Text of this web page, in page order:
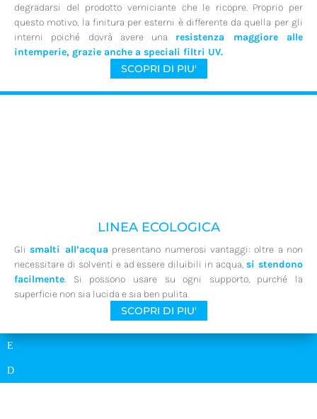
degradarsi del prodotto verniciante che le ricopre. Proprio per
questo motivo, la finitura per esterni è differente da quella per gli
interni poiché dovrà avere una resistenza maggiore alle
intemperie, grazie anche a speciali filtri UV.
SCOPRI DI PIU'
LINEA ECOLOGICA
Glismalti all’acqua presentano numerosi vantaggi: oltre a non
necessitare di solventi e ad essere diluibili in acqua,si stendono
facilmente. Si possono usare su ogni supporto, purché la
superficie non sia lucida e sia ben pulita.
SCOPRI DI PIU'